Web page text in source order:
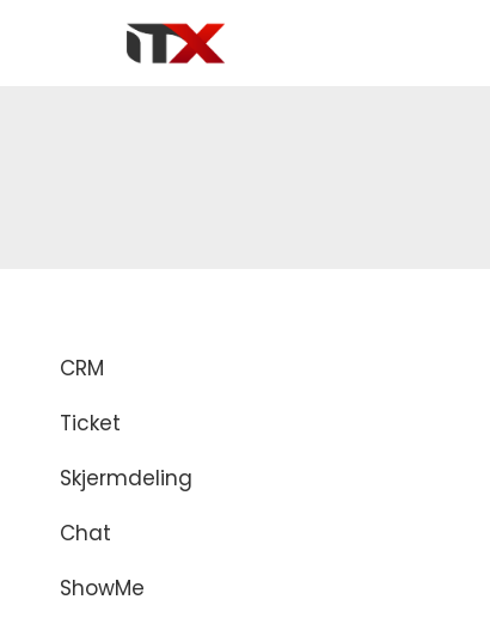
CRM
Ticket
Skjermdeling
Chat
ShowMe